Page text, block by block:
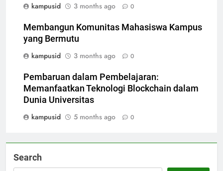
kampusid
3 months ago 0
Membangun Komunitas Mahasiswa Kampus
yang Bermutu
kampusid
3 months ago 0
Pembaruan dalam Pembelajaran:
Memanfaatkan Teknologi Blockchain dalam
Dunia Universitas
kampusid
5 months ago 0
Search